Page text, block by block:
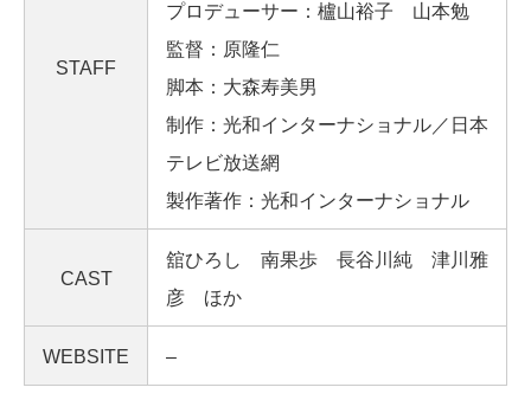
STAFF
プロデューサー：櫨山裕子 山本勉
監督：原隆仁
脚本：大森寿美男
制作：光和インターナショナル／日本
テレビ放送網
製作著作：光和インターナショナル
CAST
舘ひろし 南果歩 長谷川純 津川雅
彦 ほか
WEBSITE –